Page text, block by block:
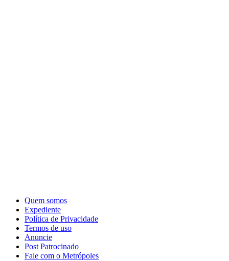
Quem somos
Expediente
Política de Privacidade
Termos de uso
Anuncie
Post Patrocinado
Fale com o Metrópoles